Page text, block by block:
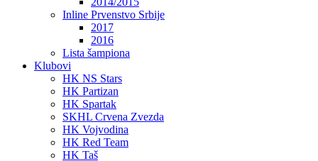
Inline Prvenstvo Srbije
2017
2016
Lista šampiona
Klubovi
HK NS Stars
HK Partizan
HK Spartak
SKHL Crvena Zvezda
HK Vojvodina
HK Red Team
HK Taš